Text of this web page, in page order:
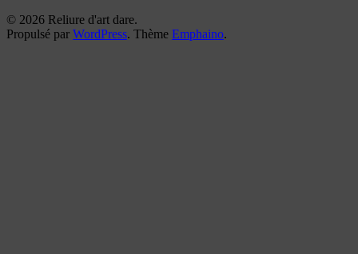
© 2026 Reliure d'art dare.
Propulsé par WordPress. Thème Emphaino.